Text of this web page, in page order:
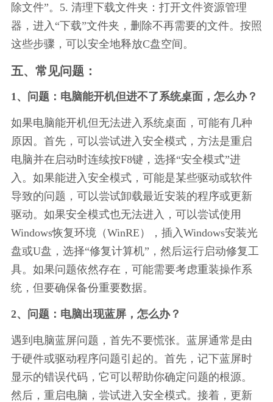
除文件”。5. 清理下载文件夹：打开文件资源管理
器，进入“下载”文件夹，删除不再需要的文件。按照
这些步骤，可以安全地释放C盘空间。
五、常见问题：
1、问题：电脑能开机但进不了系统桌面，怎么办？
如果电脑能开机但无法进入系统桌面，可能有几种
原因。首先，可以尝试进入安全模式，方法是重启
电脑并在启动时连续按F8键，选择“安全模式”进
入。如果能进入安全模式，可能是某些驱动或软件
导致的问题，可以尝试卸载最近安装的程序或更新
驱动。如果安全模式也无法进入，可以尝试使用
Windows恢复环境（WinRE），插入Windows安装光
盘或U盘，选择“修复计算机”，然后运行启动修复工
具。如果问题依然存在，可能需要考虑重装操作系
统，但要确保备份重要数据。
2、问题：电脑出现蓝屏，怎么办？
遇到电脑蓝屏问题，首先不要慌张。蓝屏通常是由
于硬件或驱动程序问题引起的。首先，记下蓝屏时
显示的错误代码，它可以帮助你确定问题的根源。
然后，重启电脑，尝试进入安全模式。接着，更新